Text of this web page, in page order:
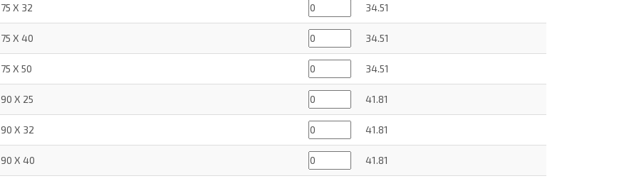
75 X 32 34.51
75 X 40 34.51
75 X 50 34.51
90 X 25 41.81
90 X 32 41.81
90 X 40 41.81